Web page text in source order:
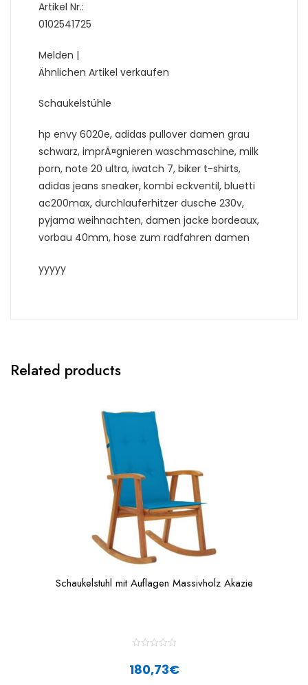
Artikel Nr.:
0102541725
Melden |
Ähnlichen Artikel verkaufen
Schaukelstühle
hp envy 6020e, adidas pullover damen grau
schwarz, imprÃ¤gnieren waschmaschine, milk
porn, note 20 ultra, iwatch 7, biker t-shirts,
adidas jeans sneaker, kombi eckventil, bluetti
ac200max, durchlauferhitzer dusche 230v,
pyjama weihnachten, damen jacke bordeaux,
vorbau 40mm, hose zum radfahren damen
yyyyy
Related products
Schaukelstuhl mit Auflagen Massivholz Akazie
180,73€